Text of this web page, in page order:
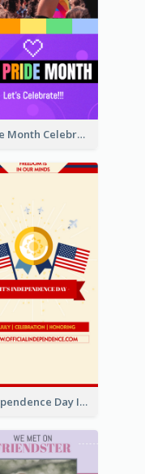
Pride Month Celebration Instagram Story Design
Independence Day Info Instagram Story